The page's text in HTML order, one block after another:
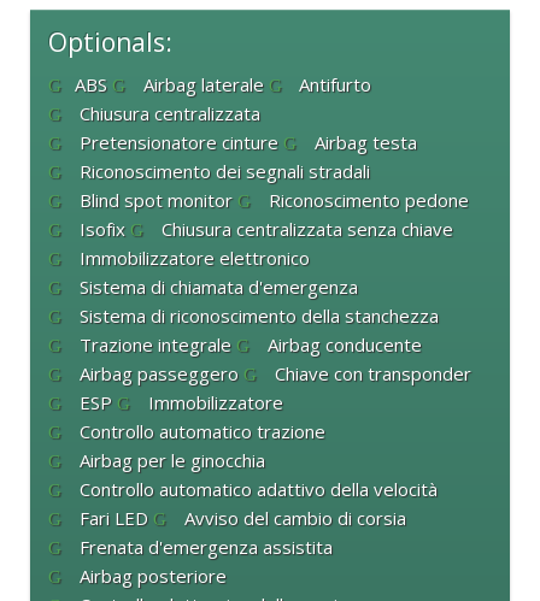
Optionals:
ABS Airbag laterale
Antifurto
Chiusura centralizzata
Pretensionatore cinture
Airbag testa
Riconoscimento dei segnali stradali
Blind spot monitor
Riconoscimento pedone
Isofix
Chiusura centralizzata senza chiave
Immobilizzatore elettronico
Sistema di chiamata d'emergenza
Sistema di riconoscimento della stanchezza
Trazione integrale
Airbag conducente
Airbag passeggero
Chiave con transponder
ESP
Immobilizzatore
Controllo automatico trazione
Airbag per le ginocchia
Controllo automatico adattivo della velocità
Fari LED
Avviso del cambio di corsia
Frenata d'emergenza assistita
Airbag posteriore